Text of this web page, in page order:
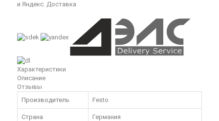
и Яндекс. Доставка
Характеристики
Описание
Отзывы
Производитель
Festo
Страна
Германия